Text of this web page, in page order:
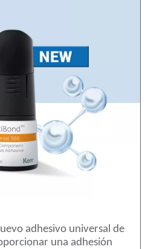
adhesivo universal de
una adhesión